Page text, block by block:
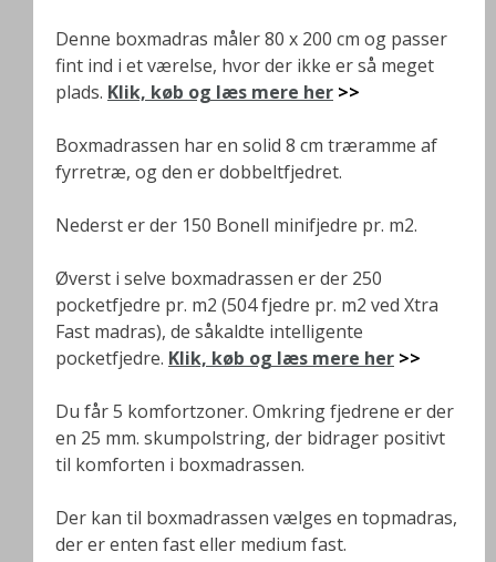
Denne boxmadras måler 80 x 200 cm og passer
fint ind i et værelse, hvor der ikke er så meget
plads. Klik, køb og læs mere her >>
Boxmadrassen har en solid 8 cm træramme af
fyrretræ, og den er dobbeltfjedret.
Nederst er der 150 Bonell minifjedre pr. m2.
Øverst i selve boxmadrassen er der 250
pocketfjedre pr. m2 (504 fjedre pr. m2 ved Xtra
Fast madras), de såkaldte intelligente
pocketfjedre. Klik, køb og læs mere her >>
Du får 5 komfortzoner. Omkring fjedrene er der
en 25 mm. skumpolstring, der bidrager positivt
til komforten i boxmadrassen.
Der kan til boxmadrassen vælges en topmadras,
der er enten fast eller medium fast.